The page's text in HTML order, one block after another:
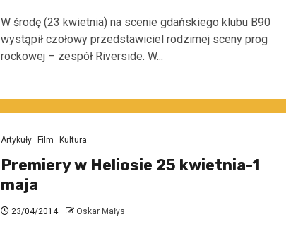
W środę (23 kwietnia) na scenie gdańskiego klubu B90
wystąpił czołowy przedstawiciel rodzimej sceny prog
rockowej – zespół Riverside. W...
Artykuły Film Kultura
Premiery w Heliosie 25 kwietnia-1
maja
23/04/2014 Oskar Małys